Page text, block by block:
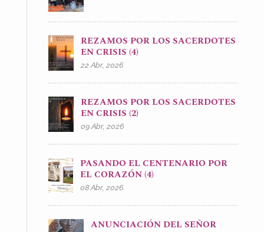
REZAMOS POR LOS SACERDOTES
EN CRISIS (4)
22 Abr, 2026
REZAMOS POR LOS SACERDOTES
EN CRISIS (2)
09 Abr, 2026
PASANDO EL CENTENARIO POR
EL CORAZÓN (4)
08 Abr, 2026
ANUNCIACIÓN DEL SEÑOR